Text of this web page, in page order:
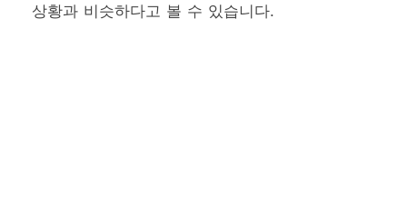
상황과 비슷하다고 볼 수 있습니다.